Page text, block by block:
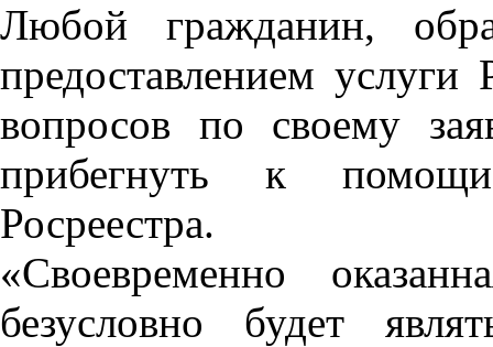
Любой гражданин,
предоставлением услуги
вопросов по своему
прибегнуть к помощи
Росреестра.
«Своевременно
безусловно будет